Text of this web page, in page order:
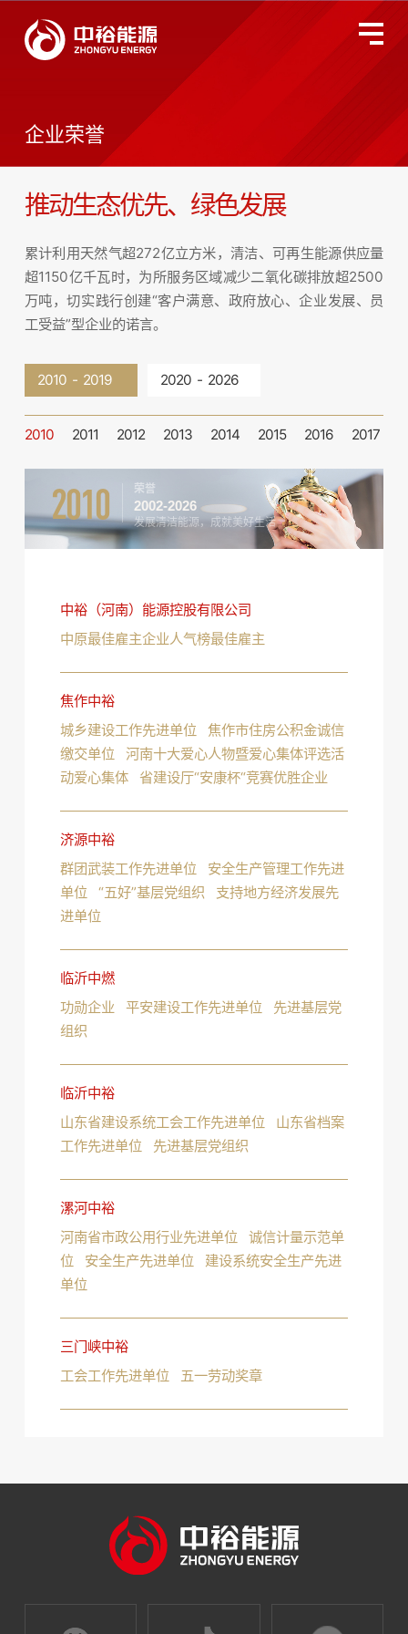
燃气业务
智慧能源
投资者关系
环境、社会及管治
新闻动态
企业文化
人才发展
物资招标
联系我们
企业荣誉
推动生态优先、绿色发展
累计利用天然气超272亿立方米，清洁、可再生能源供应量
超1150亿千瓦时，为所服务区域减少二氧化碳排放超2500
万吨，切实践行创建“客户满意、政府放心、企业发展、员
工受益”型企业的诺言。
2010 - 2019 2020 - 2026
2010 2011 2012 2013 2014 2015 2016 2017
2010 荣誉
2002-2026
发展清洁能源，成就美好生活
中裕（河南）能源控股有限公司
中原最佳雇主企业人气榜最佳雇主
焦作中裕
城乡建设工作先进单位 焦作市住房公积金诚信
缴交单位 河南十大爱心人物暨爱心集体评选活
动爱心集体 省建设厅“安康杯“竞赛优胜企业
济源中裕
群团武装工作先进单位 安全生产管理工作先进
单位 “五好”基层党组织 支持地方经济发展先
进单位
临沂中燃
功勋企业 平安建设工作先进单位 先进基层党
组织
临沂中裕
山东省建设系统工会工作先进单位 山东省档案
工作先进单位 先进基层党组织
漯河中裕
河南省市政公用行业先进单位 诚信计量示范单
位 安全生产先进单位 建设系统安全生产先进
单位
三门峡中裕
工会工作先进单位 五一劳动奖章